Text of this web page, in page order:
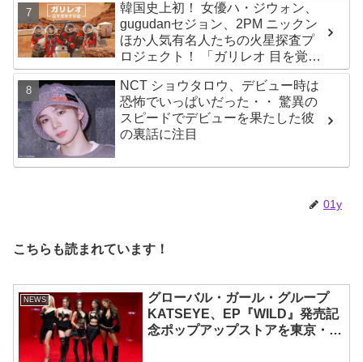
韓国史上初！ 女優ハ・ジウォン、
gugudanセジョン、2PM ニックン
ほか人気有名人たちの火星探査プ
ロジェクト！ 「ガリレオ 目を覚ま
す宇宙」10月10日（水）日本初放
送決定
NCT ショウタロウ、デビュー時は
恐怖でいっぱいだった・・ 驚異の
スピードでデビューを果たした彼
の裏話に注目
01y
こちらも読まれています！
NEWS
グローバル・ガール・グループ
KATSEYE、EP『WILD』発売記
念ポップアップストアを東京・原